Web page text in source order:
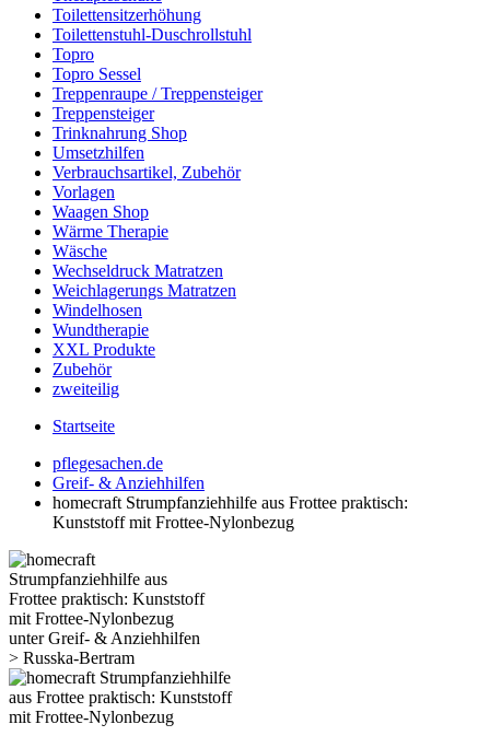
Toilettensitzerhöhung
Toilettenstuhl-Duschrollstuhl
Topro
Topro Sessel
Treppenraupe / Treppensteiger
Treppensteiger
Trinknahrung Shop
Umsetzhilfen
Verbrauchsartikel, Zubehör
Vorlagen
Waagen Shop
Wärme Therapie
Wäsche
Wechseldruck Matratzen
Weichlagerungs Matratzen
Windelhosen
Wundtherapie
XXL Produkte
Zubehör
zweiteilig
Startseite
pflegesachen.de
Greif- & Anziehhilfen
homecraft Strumpfanziehhilfe aus Frottee praktisch:
Kunststoff mit Frottee-Nylonbezug